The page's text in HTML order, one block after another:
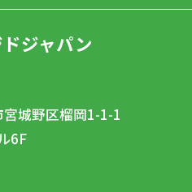
ジャパン
城野区榴岡1-1-1
6F